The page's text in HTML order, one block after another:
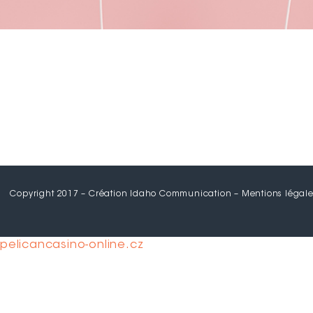
Copyright 2017 – Création Idaho Communication – Mentions
pelicancasino-online.cz